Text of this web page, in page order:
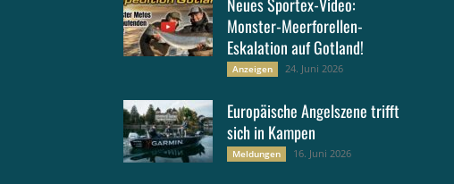
Neues Sportex-Video:
Monster-Meerforellen-
Eskalation auf Gotland!
Anzeigen 24. Juni 2026
Europäische Angelszene trifft
sich in Kampen
Meldungen 16. Juni 2026